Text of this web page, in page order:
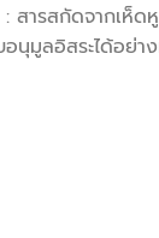
: สารสกัดจาก
นุมูลอิสระได้อย่